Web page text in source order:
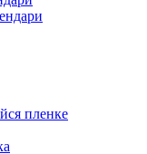
пленке